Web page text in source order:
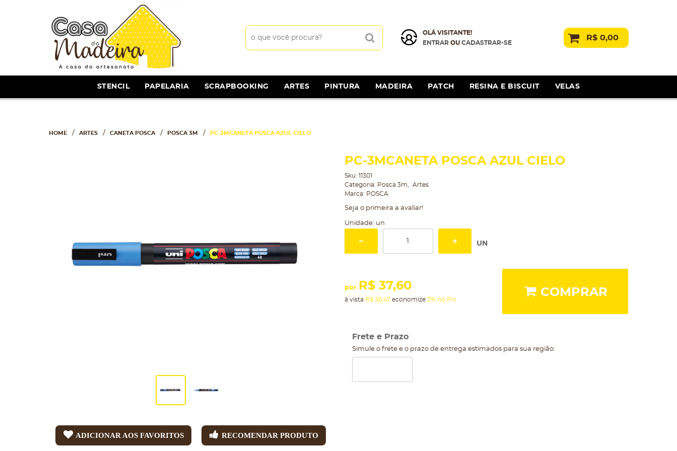
OLÁ VISITANTE!
ENTRAROU CADASTRAR-SE
R$ 0,00
STENCIL PAPELARIA SCRAPBOOKING ARTES PINTURA MADEIRA PATCH RESINA E BISCUIT VELAS
HOME ARTES CANETA POSCA POSCA 3M PC-3MCANETA POSCA AZUL CIELO
ADICIONAR AOS FAVORITOS RECOMENDAR PRODUTO
PC-3MCANETA POSCA AZUL CIELO
Sku: 11301
Categoria: Posca 3m
Artes
Marca: POSCA
Seja o primeira a avaliar!
Unidade: un
UN
por R$ 37,60
à vista R$ 36,47economize 3% no Pix
COMPRAR
Frete e Prazo
Simule o frete e o prazo de entrega estimados para sua região: